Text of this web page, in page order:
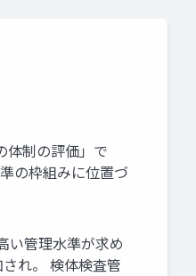
体制の評価」で
の枠組みに位置づ
い管理水準が求め
れ。 検体検査管